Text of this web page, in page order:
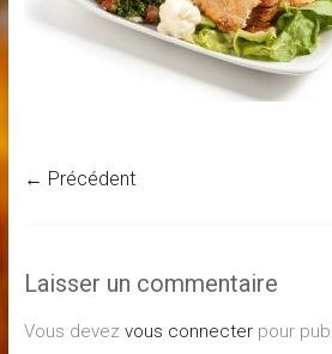
← Précédent
Laisser un commentaire
Vous devez vous connecterpour